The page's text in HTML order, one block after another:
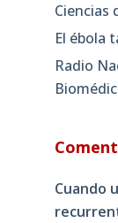
Ciencias
El ébola
Radio
Cuando